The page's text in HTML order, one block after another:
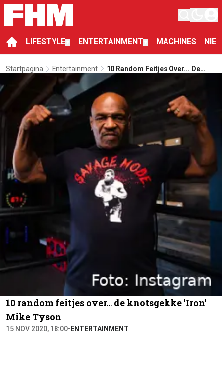
LIFESTYLE ENTERTAINMENT MACHINES
Startpagina Entertainment
10 Random Feitjes Over... De
Knotsgekke 'Iron' Mike Tyson
10 random feitjes over... de knotsgekke 'Iron'
Mike Tyson
15 NOV 2020, 18:00• ENTERTAINMENT